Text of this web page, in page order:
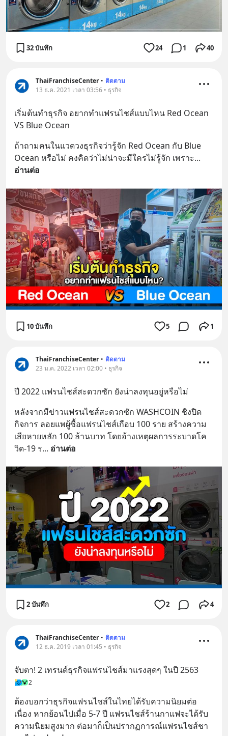
32 บันทึก 24 1 40
ThaiFranchiseCenter • ติดตาม
13 ธ.ค. 2021 เวลา 03:56 • ธุรกิจ
เริ่มต้นทำธุรกิจ อยากทำแฟรนไชส์แบบไหน Red Ocean
VS Blue Ocean
ถ้าถามคนในแวดวงธุรกิจว่ารู้จัก Red Ocean กับ Blue
Ocean หรือไม่ คงคิดว่าไม่น่าจะมีใครไม่รู้จัก เพราะ
อ่านต่อ
10 บันทึก 5 1
ThaiFranchiseCenter • ติดตาม
23 ม.ค. 2022 เวลา 02:00 • ธุรกิจ
ปี 2022 แฟรนไชส์สะดวกซัก ยังน่าลงทุนอยู่หรือไม่
หลังจากมีข่าวแฟรนไชส์สะดวกซัก WASHCOIN ชิงปิด
กิจการ ลอยแพผู้ซื้อแฟรนไชส์เกือบ 100 ราย สร้างความ
เสียหายหลัก 100 ล้านบาท โดยอ้างเหตุผลการระบาดโค
วิด-19 ร... อ่านต่อ
2 บันทึก 2 4
ThaiFranchiseCenter • ติดตาม
12 ธ.ค. 2019 เวลา 01:45 • ธุรกิจ
จับตา! 2 เทรนด์ธุรกิจแฟรนไชส์มาแรงสุดๆ ในปี 2563
2
ต้องบอกว่าธุรกิจแฟรนไชส์ในไทยได้รับความนิยมต่อ
เนื่อง หากย้อนไปเมื่อ 5-7 ปี แฟรนไชส์ร้านกาแฟจะได้รับ
ความนิยมสูงมาก ต่อมาก็เป็นปรากฏการณ์แฟรนไชส์ชา